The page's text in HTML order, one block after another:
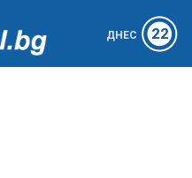
ДНЕС 22